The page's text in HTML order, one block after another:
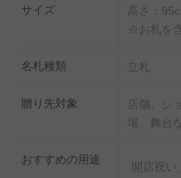
サイズ
高さ：
※お札を
名札種類 立札
贈り先対象
店舗、シ
場、舞台
おすすめの用途
開店祝